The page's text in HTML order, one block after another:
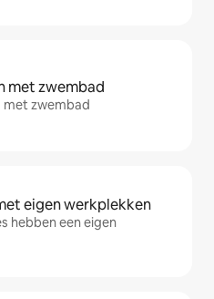
met zwembad
met zwembad
eigen werkplekken
hebben een eigen